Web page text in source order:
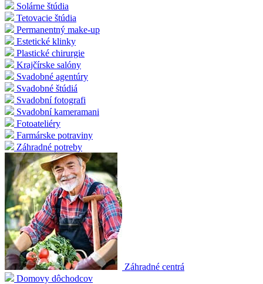
Solárne štúdia
Tetovacie štúdia
Permanentný make-up
Estetické klinky
Plastické chirurgie
Krajčírske salóny
Svadobné agentúry
Svadobné štúdiá
Svadobní fotografi
Svadobní kameramani
Fotoateliéry
Farmárske potraviny
Záhradné potreby
Záhradné centrá
Domovy dôchodcov